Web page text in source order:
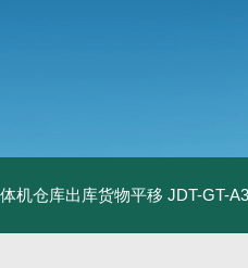
机仓库出库货物平移 JDT-GT-